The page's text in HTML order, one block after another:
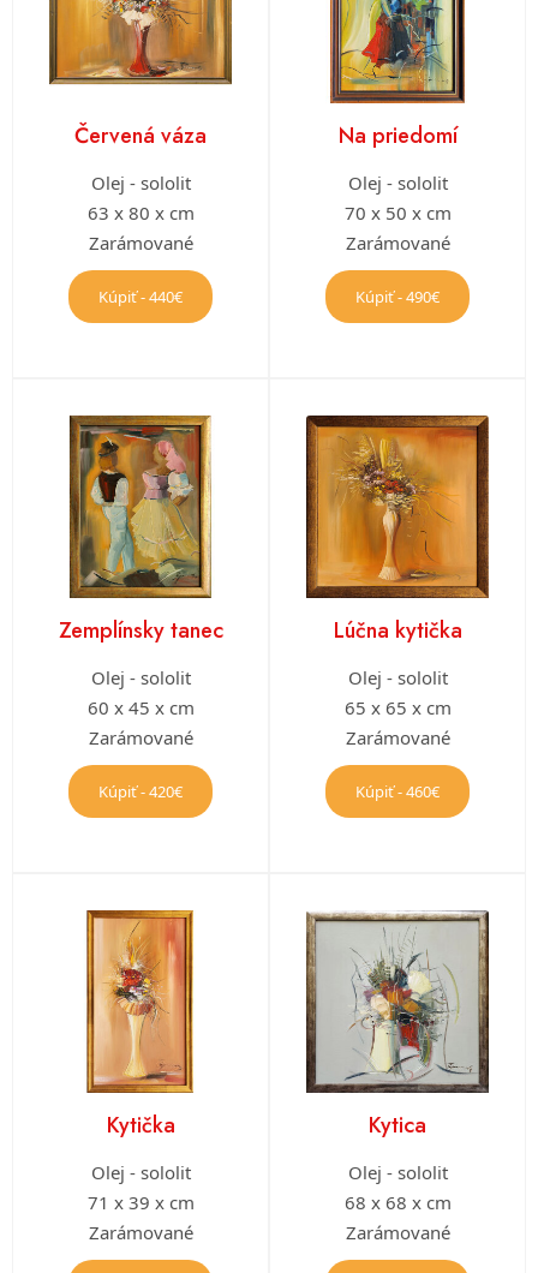
Červená váza
Olej - sololit
63 x 80 x cm
Zarámované
Kúpiť - 440€
Na priedomí
Olej - sololit
70 x 50 x cm
Zarámované
Kúpiť - 490€
Zemplínsky tanec
Olej - sololit
60 x 45 x cm
Zarámované
Kúpiť - 420€
Lúčna kytička
Olej - sololit
65 x 65 x cm
Zarámované
Kúpiť - 460€
Kytička
Olej - sololit
71 x 39 x cm
Zarámované
Kytica
Olej - sololit
68 x 68 x cm
Zarámované